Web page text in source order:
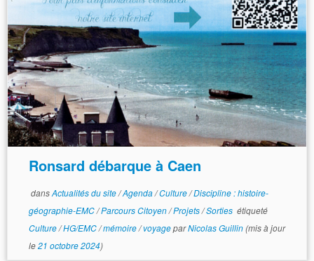
Ronsard débarque à Caen
dansActualités du site/Agenda/Culture/Discipline : histoire-
géographie-EMC/Parcours Citoyen/Projets/Sorties étiqueté
Culture/HG/EMC/mémoire/voyageparNicolas Guillin(mis à jour
le21 octobre 2024)